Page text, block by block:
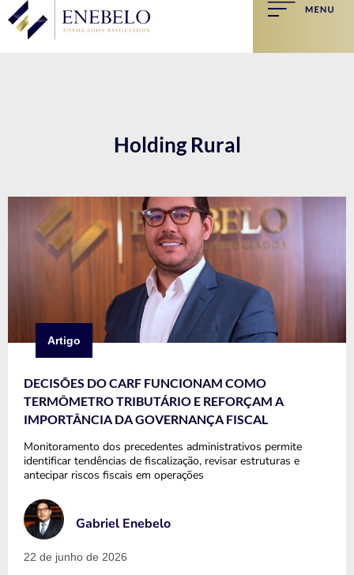
Holding Rural
Artigo
DECISÕES DO CARF FUNCIONAM COMO
TERMÔMETRO TRIBUTÁRIO E REFORÇAM A
IMPORTÂNCIA DA GOVERNANÇA FISCAL
Monitoramento dos precedentes administrativos permite
identificar tendências de fiscalização, revisar estruturas e
antecipar riscos fiscais em operações
Gabriel Enebelo
22 de junho de 2026